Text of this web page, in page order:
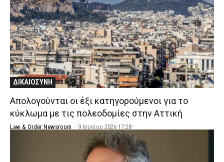
ΔΙΚΑΙΟΣΥΝΗ
Απολογούνται οι έξι κατηγορούμενοι για το
κύκλωμα με τις πολεοδομίες στην Αττική
Law & Order Newsroom - 9 Ιουνίου 2026 17:28